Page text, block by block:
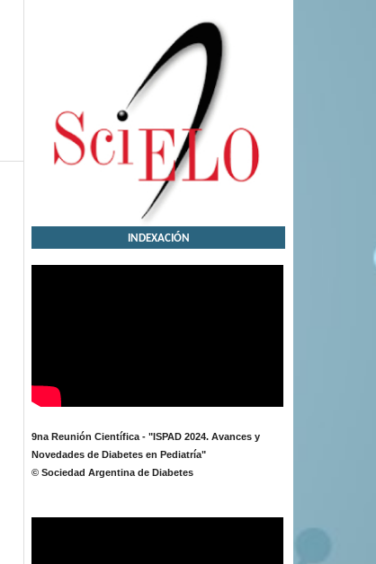
INDEXACIÓN
9na Reunión Científica - "ISPAD 2024. Avances y
Novedades de Diabetes en Pediatría"
© Sociedad Argentina de Diabetes